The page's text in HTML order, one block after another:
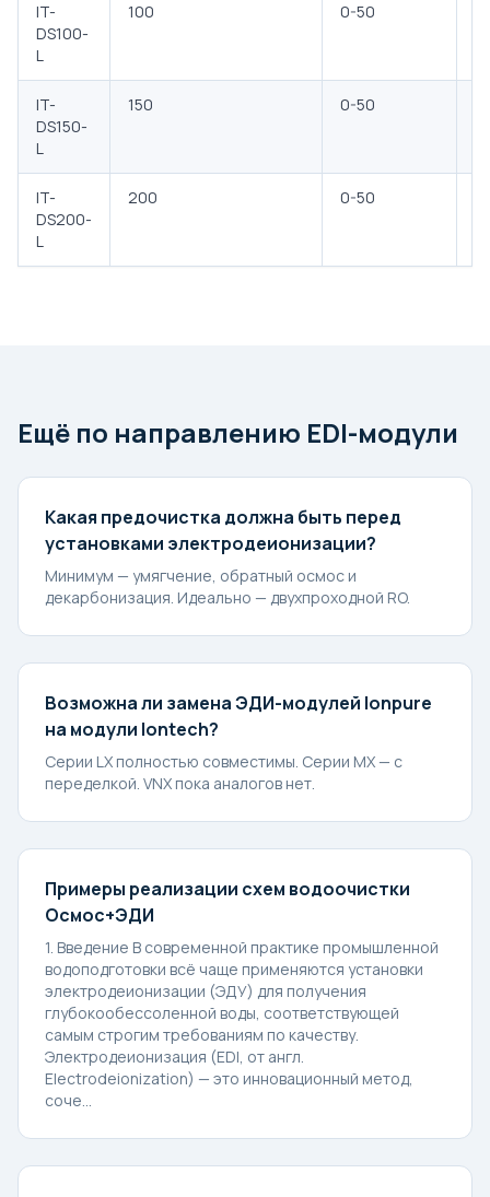
IT-
DS100-
L
100 0-50
IT-
DS150-
L
150 0-50
IT-
DS200-
L
200 0-50
Ещё по направлению EDI-модули
Какая предочистка должна быть перед
установками электродеионизации?
Минимум — умягчение, обратный осмос и
декарбонизация. Идеально — двухпроходной RO.
Возможна ли замена ЭДИ-модулей Ionpure
на модули Iontech?
Серии LX полностью совместимы. Серии MX — с
переделкой. VNX пока аналогов нет.
Примеры реализации схем водоочистки
Осмос+ЭДИ
1. Введение В современной практике промышленной
водоподготовки всё чаще применяются установки
электродеионизации (ЭДУ) для получения
глубокообессоленной воды, соответствующей
самым строгим требованиям по качеству.
Электродеионизация (EDI, от англ.
Electrodeionization) — это инновационный метод,
соче...